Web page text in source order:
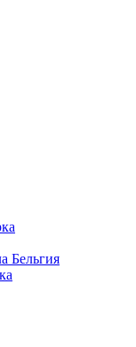
Бельгия